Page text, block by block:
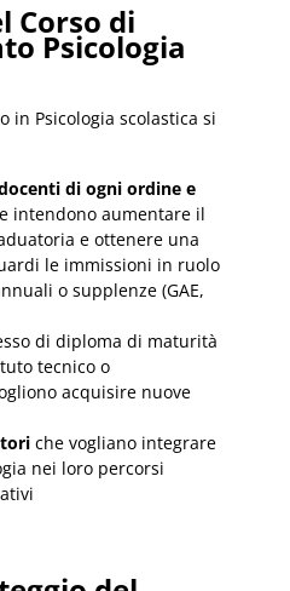
Corso di
Psicologia
in Psicologia scolastica si
di ogni ordine e
intendono aumentare il
e ottenere una
le immissioni in ruolo
o supplenze (GAE,
di diploma di maturità
tecnico o
acquisire nuove
che vogliano integrare
nei loro percorsi